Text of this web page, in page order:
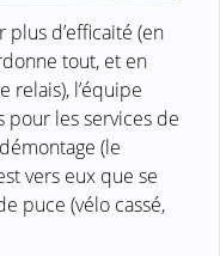
d’efficaité (en
tout, et en
relais), l’équipe
pour les services de
(le
vers eux que se
puce (vélo cassé,